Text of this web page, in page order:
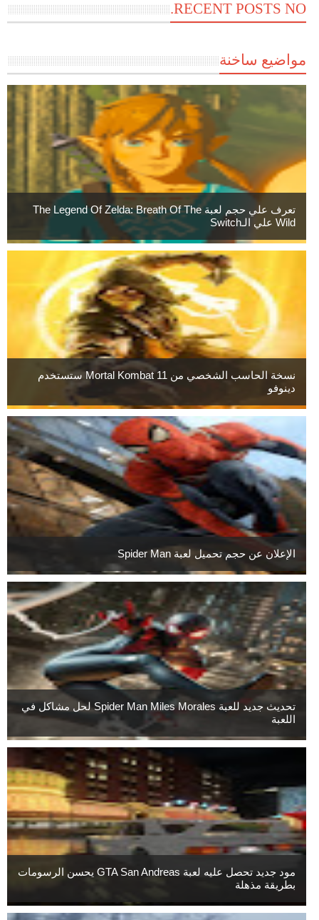
RECENT POSTS NO.
مواضيع ساخنة
تعرف علي حجم لعبة The Legend Of Zelda: Breath Of The
Wild علي الـSwitch
نسخة الحاسب الشخصي من Mortal Kombat 11 ستستخدم
دينوفو
الإعلان عن حجم تحميل لعبة Spider Man
تحديث جديد للعبة Spider Man Miles Morales لحل مشاكل في
اللعبة
مود جديد تحصل عليه لعبة GTA San Andreas يحسن الرسومات
بطريقة مذهلة